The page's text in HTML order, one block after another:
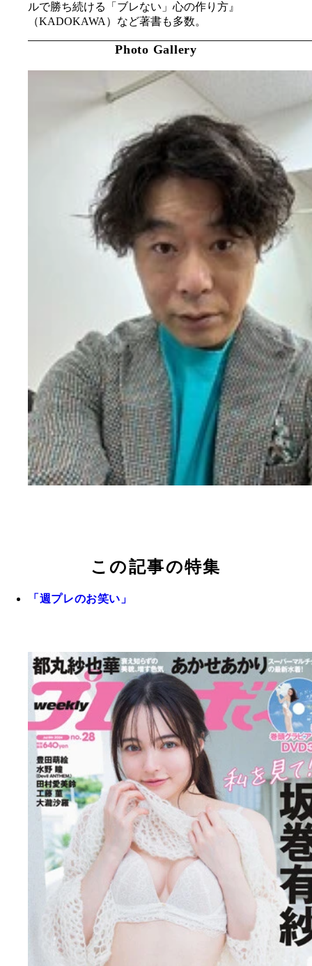
ルで勝ち続ける「ブレない」心の作り方』
（KADOKAWA）など著書も多数。
Photo Gallery
この記事の特集
「週プレのお笑い」